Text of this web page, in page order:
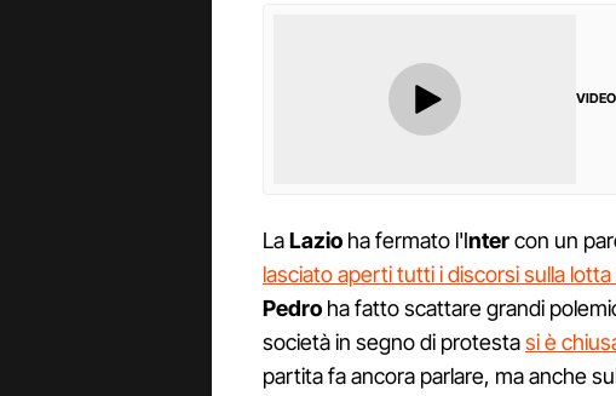
LaLazio ha fermato l'Intercon un
lasciato aperti tutti i discorsi sulla
Pedro ha fatto scattare grandi
società in segno di protestasi è
partita fa ancora parlare, ma anche